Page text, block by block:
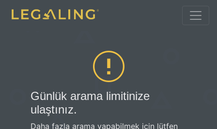
Günlük arama limitinize
ulaştınız.
Daha fazla arama yapabilmek için lütfen